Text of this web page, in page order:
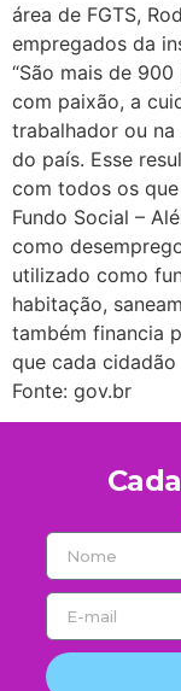
área de FGTS,
empregados da
“São mais de
com paixão, a
trabalhador ou
do país. Esse
com todos os que
Fundo Social –
como
utilizado como
habitação,
também financia
que cada
Fonte: gov.br